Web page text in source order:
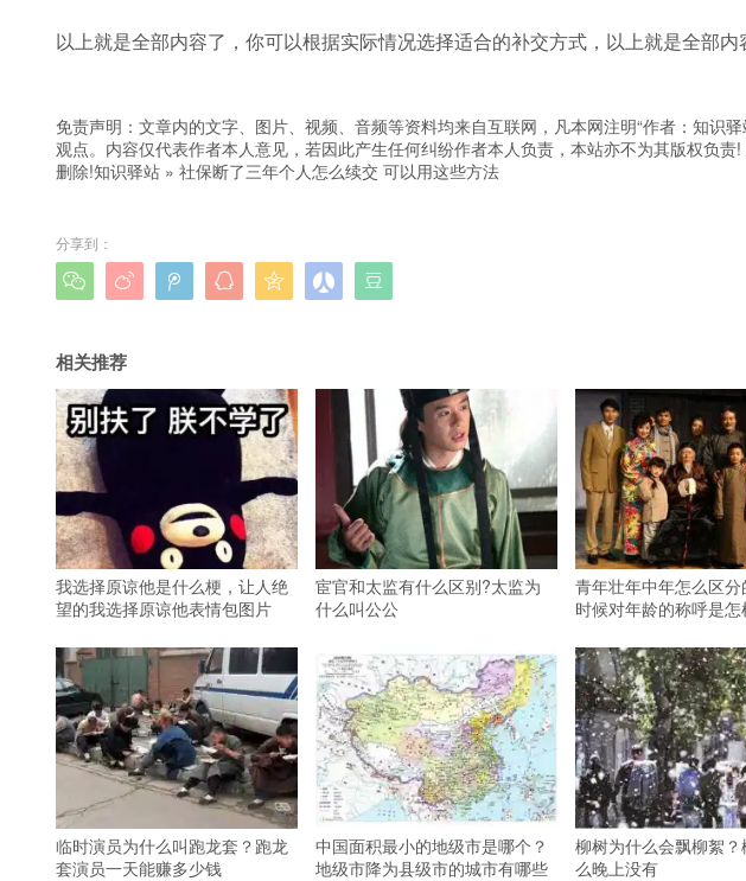
以上就是全部内容了，你可以根据实际情况选择适合的补交方式，以上就是全部内
免责声明：文章内的文字、图片、视频、音频等资料均来自互联网，凡本网注明“作者：知识
观点。内容仅代表作者本人意见，若因此产生任何纠纷作者本人负责，本站亦不为其版权负
删除!知识驿站 » 社保断了三年个人怎么续交 可以用这些方法
分享到：
      
相关推荐
我选择原谅他是什么梗，让人绝
望的我选择原谅他表情包图片
宦官和太监有什么区别?太监为
什么叫公公
青年壮年中年怎么区
时候对年龄的称呼是怎
临时演员为什么叫跑龙套？跑龙
套演员一天能赚多少钱
中国面积最小的地级市是哪个？
地级市降为县级市的城市有哪些
柳树为什么会飘柳絮
么晚上没有